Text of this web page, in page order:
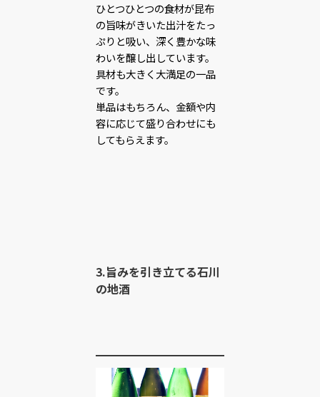
ひとつひとつの食材が昆布
の旨味がきいた出汁をたっ
ぷりと吸い、深く豊かな味
わいを醸し出しています。
具材も大きく大満足の一品
です。
単品はもちろん、金額や内
容に応じて盛り合わせにも
してもらえます。
3.旨みを引き立てる石川
の地酒